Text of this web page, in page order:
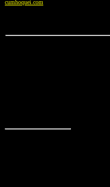
cumhoquei.com